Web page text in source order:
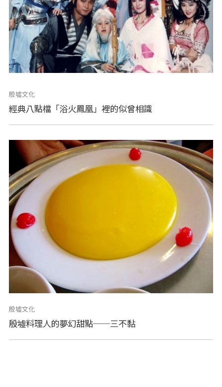
殷墟文化
經典八點檔「浴火鳳凰」裡的似曾相識
殷墟文化
殷墟料理人的夢幻甜點──三不黏